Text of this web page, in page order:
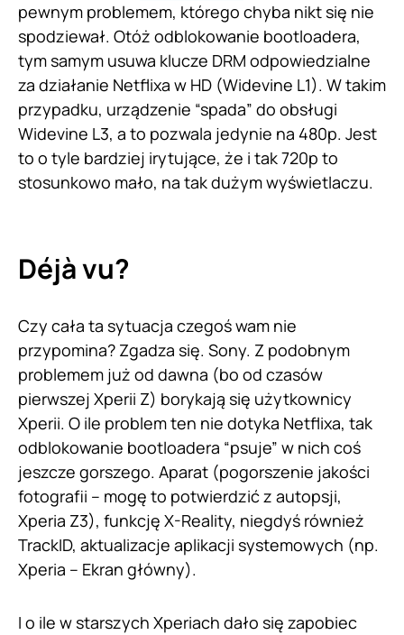
pewnym problemem, którego chyba nikt się nie
spodziewał. Otóż odblokowanie bootloadera,
tym samym usuwa klucze DRM odpowiedzialne
za działanie Netflixa w HD (Widevine L1). W takim
przypadku, urządzenie “spada” do obsługi
Widevine L3, a to pozwala jedynie na 480p. Jest
to o tyle bardziej irytujące, że i tak 720p to
stosunkowo mało, na tak dużym wyświetlaczu.
Déjà vu?
Czy cała ta sytuacja czegoś wam nie
przypomina? Zgadza się. Sony. Z podobnym
problemem już od dawna (bo od czasów
pierwszej Xperii Z) borykają się użytkownicy
Xperii. O ile problem ten nie dotyka Netflixa, tak
odblokowanie bootloadera “psuje” w nich coś
jeszcze gorszego. Aparat (pogorszenie jakości
fotografii – mogę to potwierdzić z autopsji,
Xperia Z3), funkcję X-Reality, niegdyś również
TrackID, aktualizacje aplikacji systemowych (np.
Xperia – Ekran główny).
I o ile w starszych Xperiach dało się zapobiec